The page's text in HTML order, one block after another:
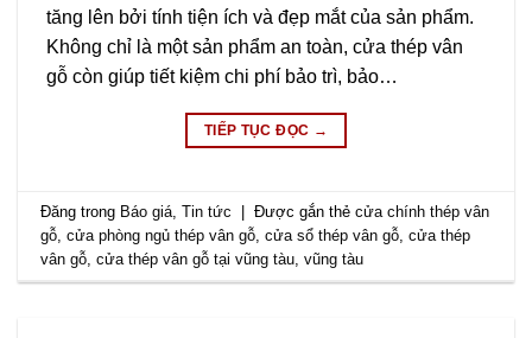
tăng lên bởi tính tiện ích và đẹp mắt của sản phẩm.
Không chỉ là một sản phẩm an toàn, cửa thép vân
gỗ còn giúp tiết kiệm chi phí bảo trì, bảo…
TIẾP TỤC ĐỌC →
Đăng trong Báo giá ,Tin tức | Được gắn thẻcửa chính thép vân
gỗ ,cửa phòng ngủ thép vân gỗ ,cửa sổ thép vân gỗ ,cửa thép
vân gỗ ,cửa thép vân gỗ tại vũng tàu ,vũng tàu